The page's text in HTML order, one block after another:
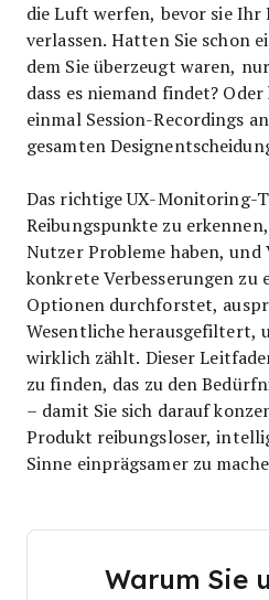
die Luft werfen, bevor sie
verlassen. Hatten Sie schon
dem Sie überzeugt waren,
dass es niemand findet? Oder
einmal Session-Recordings
gesamten
Das richtige UX-Monitoring-
Reibungspunkte zu
Nutzer Probleme haben,
konkrete Verbesserungen zu
Optionen durchforstet,
Wesentliche herausgefiltert,
wirklich zählt. Dieser
zu finden, das zu den
– damit Sie sich darauf
Produkt reibungsloser,
Sinne einprägsamer zu
Warum Sie